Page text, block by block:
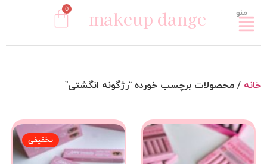
منو makeup dange
0
خانه / محصولات برچسب خورده “رژگونه انگشتی”
تخفیفی